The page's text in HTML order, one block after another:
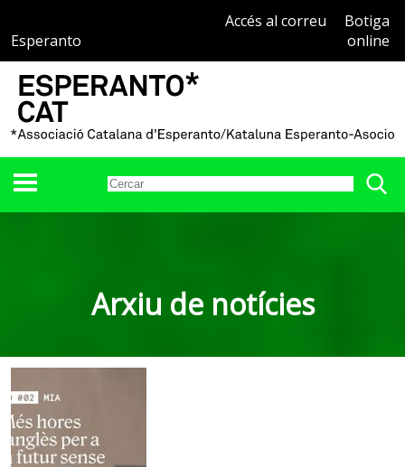
Esperanto
Accés al correu
Botiga
online
Arxiu de notícies